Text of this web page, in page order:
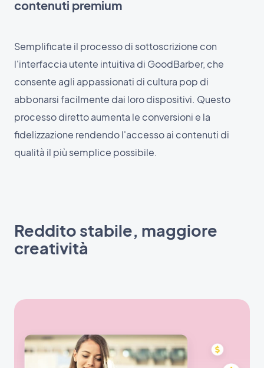
contenuti premium
Semplificate il processo di sottoscrizione con
l'interfaccia utente intuitiva di GoodBarber, che
consente agli appassionati di cultura pop di
abbonarsi facilmente dai loro dispositivi. Questo
processo diretto aumenta le conversioni e la
fidelizzazione rendendo l'accesso ai contenuti di
qualità il più semplice possibile.
Reddito stabile, maggiore
creatività